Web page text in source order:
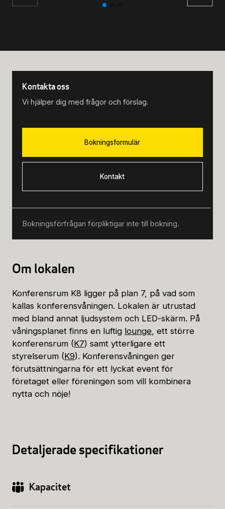
Kontakta oss
Vi hjälper dig med frågor och förslag.
Bokningsformulär
Kontakt
Bokningsförfrågan förpliktigar inte till bokning.
Om lokalen
Konferensrum K8 ligger på plan 7, på vad som
kallas konferensvåningen. Lokalen är utrustad
med bland annat ljudsystem och LED-skärm. På
våningsplanet finns en luftig lounge, ett större
konferensrum (K7) samt ytterligare ett
styrelserum (K9). Konferensvåningen ger
förutsättningarna för ett lyckat event för
företaget eller föreningen som vill kombinera
nytta och nöje!
Detaljerade specifikationer
Kapacitet